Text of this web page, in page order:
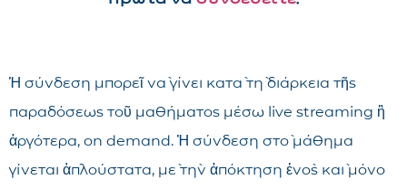
Ἡ σύνδεση μπορεῖ νὰ γίνει κατὰ τὴ διάρκεια τῆς
παραδόσεως τοῦ μαθήματος μέσω live streaming ἢ
ἀργότερα, on demand. Ἡ σύνδεση στὸ μάθημα
γίνεται ἁπλούστατα, μὲ τὴν ἀπόκτηση ἑνὸς καὶ μόνο